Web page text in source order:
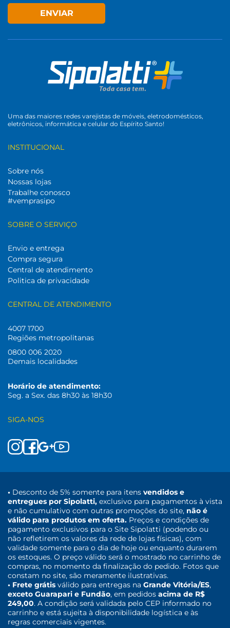
ENVIAR
Uma das maiores redes varejistas de móveis, eletrodomésticos,
eletrônicos, informática e celular do Espírito Santo!
INSTITUCIONAL
Sobre nós
Nossas lojas
Trabalhe conosco
#vemprasipo
SOBRE O SERVIÇO
Envio e entrega
Compra segura
Central de atendimento
Politica de privacidade
CENTRAL DE ATENDIMENTO
4007 1700
Regiões metropolitanas
0800 006 2020
Demais localidades
Horário de atendimento:
Seg. a Sex. das 8h30 às 18h30
SIGA-NOS
• Desconto de 5% somente para itens vendidos e
entregues por Sipolatti, exclusivo para pagamentos à vista
e não cumulativo com outras promoções do site, não é
válido para produtos em oferta. Preços e condições de
pagamento exclusivos para o Site Sipolatti (podendo ou
não refletirem os valores da rede de lojas físicas), com
validade somente para o dia de hoje ou enquanto durarem
os estoques. O preço válido será o mostrado no carrinho de
compras, no momento da finalização do pedido. Fotos que
constam no site, são meramente ilustrativas.
• Frete grátis válido para entregas na Grande Vitória/ES,
exceto Guarapari e Fundão, em pedidos acima de R$
249,00. A condição será validada pelo CEP informado no
carrinho e está sujeita à disponibilidade logística e às
regras comerciais vigentes.